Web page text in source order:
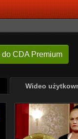
do CDA Premium
Wideo